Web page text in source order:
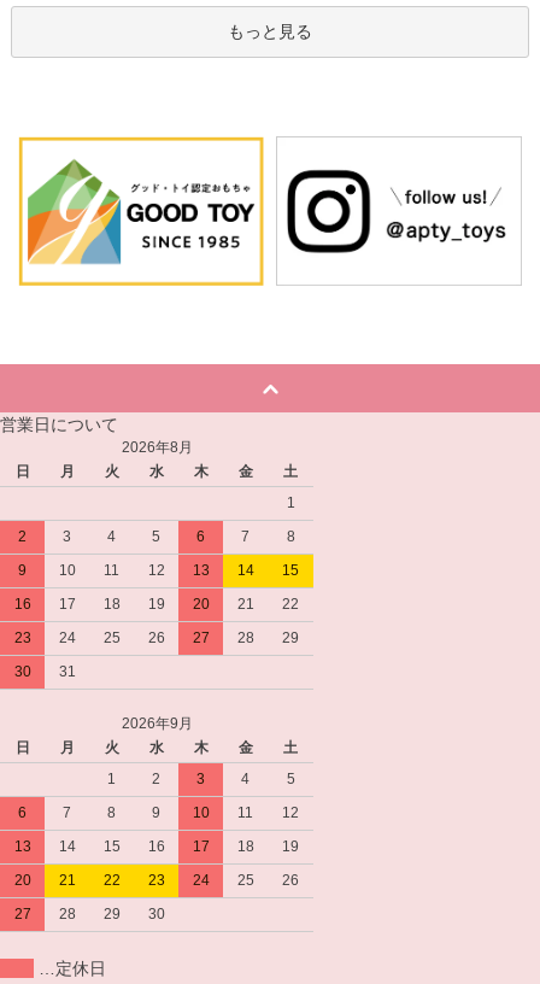
もっと見る
営業日について
2026年8月
日
月 火 水 木 金
土
1
2
3 4 5 6 7
8
9
10 11 12 13 14
15
16
17 18 19 20 21
22
23
24 25 26 27 28
29
30
31
2026年9月
日
月 火 水 木 金
土
1
2 3 4
5
6
7 8 9 10 11
12
13
14 15 16 17 18
19
20
21 22 23 24 25
26
27
28 29 30
…定休日